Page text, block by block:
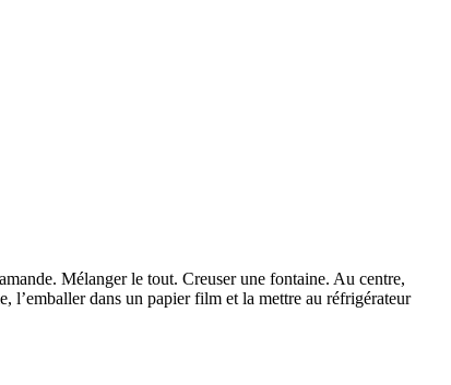
Mélanger le tout. Creuser une fontaine. Au centre,
l’emballer dans un papier film et la mettre au réfrigérateur